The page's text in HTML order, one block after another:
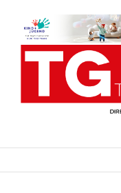
contenuto